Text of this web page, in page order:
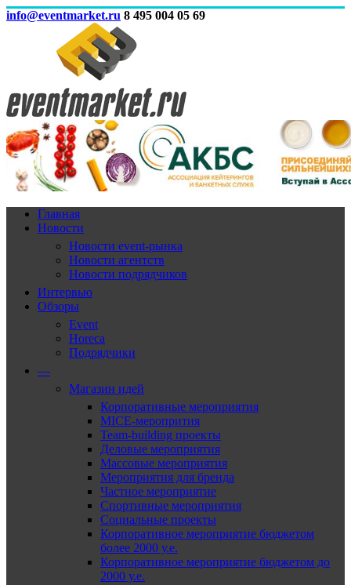
info@eventmarket.ru 8 495 004 05 69
Главная
Новости
Новости event-рынка
Новости агентств
Новости подрядчиков
Интервью
Обзоры
Event
Horeca
Подрядчики
—
Магазин идей
Корпоративные мероприятия
MICE-меропрития
Team-building проекты
Деловые мероприятия
Массовые мероприятия
Мероприятия для бренда
Частное мероприятие
Спортивные мероприятия
Социальные проекты
Корпоративное мероприятие бюджетом
более 2000 у.е.
Корпоративное мероприятие бюджетом до
2000 у.е.